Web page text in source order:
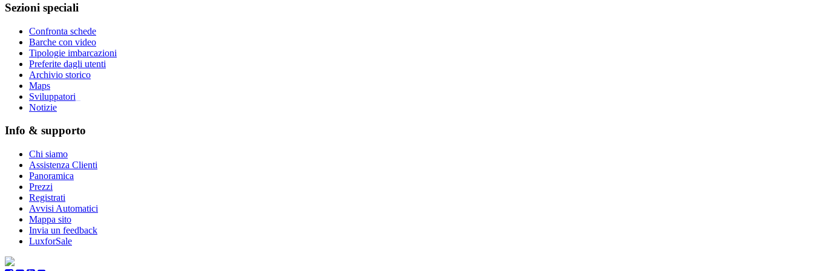
Sezioni speciali
Confronta schede
Barche con video
Tipologie imbarcazioni
Preferite dagli utenti
Archivio storico
Maps
Sviluppatori
Notizie
Info & supporto
Chi siamo
Assistenza Clienti
Panoramica
Prezzi
Registrati
Avvisi Automatici
Mappa sito
Invia un feedback
LuxforSale